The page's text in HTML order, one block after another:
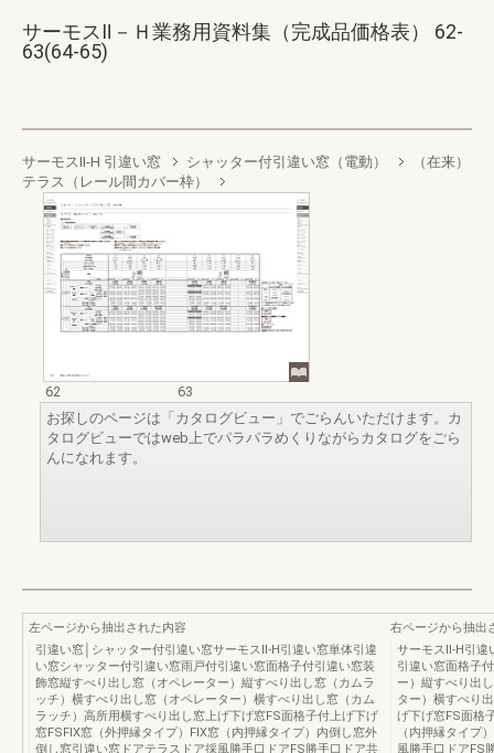
サーモスⅡ－Ｈ業務用資料集（完成品価格表） 62-
63(64-65)
サーモスII-H 引違い窓 シャッター付引違い窓（電動）
（在来）
テラス（レール間カバー枠）
62
63
お探しのページは「カタログビュー」でごらんいただけます。カ
タログビューではweb上でパラパラめくりながらカタログをごら
んになれます。
左ページから抽出された内容
引違い窓│シャッター付引違い窓サーモスⅡ-H引違い窓単体引違
い窓シャッター付引違い窓雨戸付引違い窓面格子付引違い窓装
飾窓縦すべり出し窓（オペレーター）縦すべり出し窓（カムラ
ッチ）横すべり出し窓（オペレーター）横すべり出し窓（カム
ラッチ）高所用横すべり出し窓上げ下げ窓FS面格子付上げ下げ
窓FSFIX窓（外押縁タイプ）FIX窓（内押縁タイプ）内倒し窓外
倒し窓引違い窓ドアテラスドア採風勝手口ドアFS勝手口ドア共
右ページから抽出
サーモスⅡ-H引違
引違い窓面格子
ー）縦すべり出
ター）横すべり
げ下げ窓FS面格
（内押縁タイプ
風勝手口ドアFS